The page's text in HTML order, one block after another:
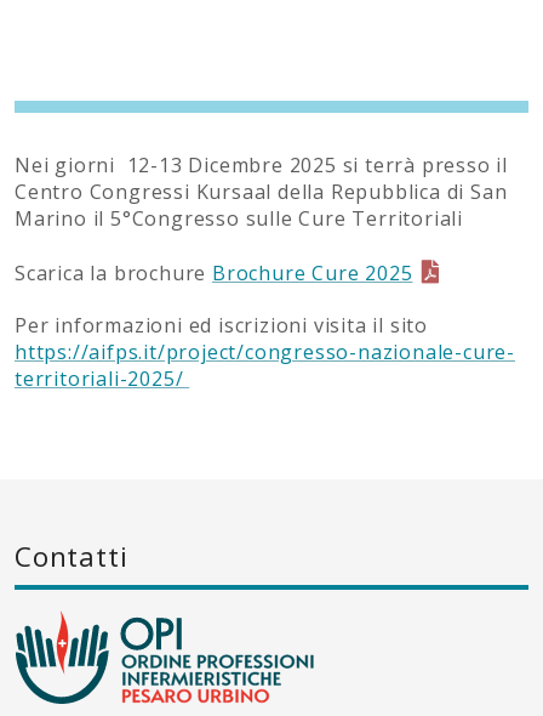
Nei giorni 12-13 Dicembre 2025 si terrà presso il
Centro Congressi Kursaal della Repubblica di San
Marino il 5°Congresso sulle Cure Territoriali
Scarica la brochure Brochure Cure 2025
Per informazioni ed iscrizioni visita il sito
https://aifps.it/project/congresso-nazionale-cure-
territoriali-2025/
Contatti